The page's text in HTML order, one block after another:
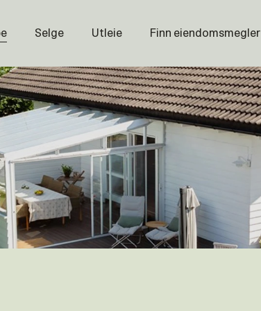
Selge Utleie Finn eiendomsmegler